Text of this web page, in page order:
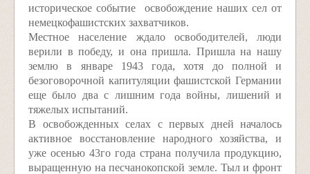
историческое событие ­ освобождение наших сел от
немецко­фашистских захватчиков.
Местное население ждало освободителей, люди
верили в победу, и она пришла. Пришла на нашу
землю в январе 1943 года, хотя до полной и
безоговорочной капитуляции фашистской Германии
еще было два с лишним года войны, лишений и
тяжелых испытаний.
В освобожденных селах с первых дней началось
активное восстановление народного хозяйства, и
уже осенью 43­го года страна получила продукцию,
выращенную на песчанокопской земле. Тыл и фронт